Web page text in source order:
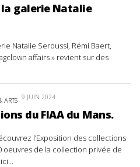
la galerie Natalie
Natalie Seroussi, Rémi Baert,
affairs » revient sur des
ARTS 9 JUIN 2024
du FIAA du Mans.
l’Exposition des collections
oeuvres de la collection privée de